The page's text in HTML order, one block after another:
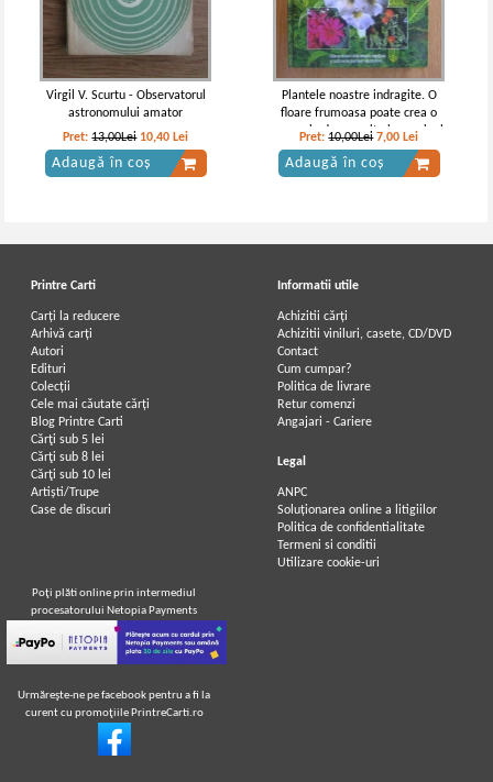
Virgil V. Scurtu - Observatorul
astronomului amator
Pret:13,00Lei 10,40 Lei
Adaugă în coș
Plantele noastre indragite. O
floare frumoasa poate crea o
armonie desavarsita in caminul
nostru...
Pret:10,00Lei 7,00 Lei
Adaugă în coș
Printre Carti
Carți la reducere
Arhivă carți
Autori
Edituri
Colecții
Cele mai căutate cărți
Blog Printre Carti
Cărţi sub 5 lei
Cărţi sub 8 lei
Cărţi sub 10 lei
Artiști/Trupe
Case de discuri
Informatii utile
Achizitii cărți
Achizitii viniluri, casete, CD/DVD
Contact
Cum cumpar?
Politica de livrare
Retur comenzi
Angajari - Cariere
Legal
ANPC
Soluționarea online a litigiilor
Politica de confidentialitate
Termeni si conditii
Utilizare cookie-uri
Poţi plăti online prin intermediul
procesatorului Netopia Payments
Urmăreşte-ne pe facebook pentru a fi la
curent cu promoţiile PrintreCarti.ro